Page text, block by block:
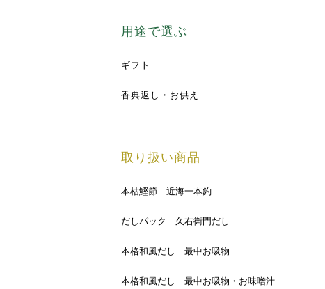
用途で選ぶ
ギフト
香典返し・お供え
取り扱い商品
本枯鰹節 近海一本釣
だしパック 久右衛門だし
本格和風だし 最中お吸物
本格和風だし 最中お吸物・お味噌汁